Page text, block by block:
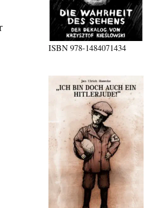
ISBN978-1484071434